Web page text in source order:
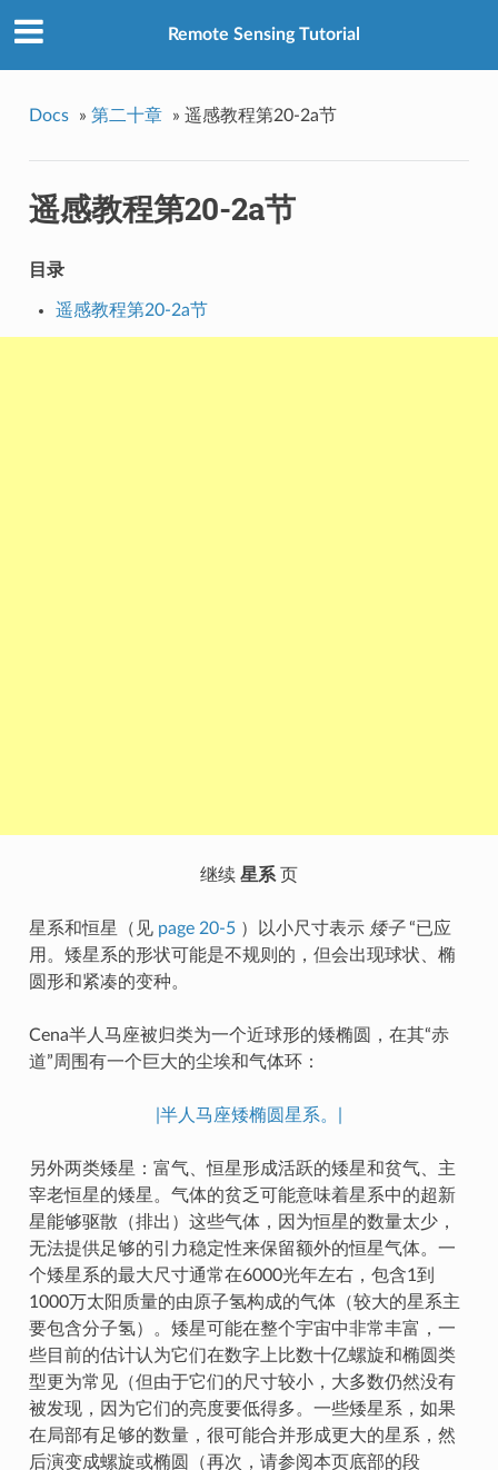
Remote Sensing Tutorial
Docs » 第二十章 » 遥感教程第20-2a节
遥感教程第20-2a节
目录
遥感教程第20-2a节
继续 星系 页
星系和恒星（见 page 20-5）以小尺寸表示 矮子“已应
用。矮星系的形状可能是不规则的，但会出现球状、椭
圆形和紧凑的变种。
Cena半人马座被归类为一个近球形的矮椭圆，在其“赤
道”周围有一个巨大的尘埃和气体环：
|半人马座矮椭圆星系。|
另外两类矮星：富气、恒星形成活跃的矮星和贫气、主
宰老恒星的矮星。气体的贫乏可能意味着星系中的超新
星能够驱散（排出）这些气体，因为恒星的数量太少，
无法提供足够的引力稳定性来保留额外的恒星气体。一
个矮星系的最大尺寸通常在6000光年左右，包含1到
1000万太阳质量的由原子氢构成的气体（较大的星系主
要包含分子氢）。矮星可能在整个宇宙中非常丰富，一
些目前的估计认为它们在数字上比数十亿螺旋和椭圆类
型更为常见（但由于它们的尺寸较小，大多数仍然没有
被发现，因为它们的亮度要低得多。一些矮星系，如果
在局部有足够的数量，很可能合并形成更大的星系，然
后演变成螺旋或椭圆（再次，请参阅本页底部的段